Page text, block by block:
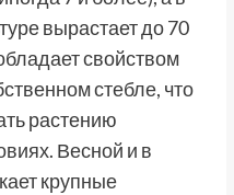
вырастает до 70
свойством
стебле, что
растению
Весной и в
крупные